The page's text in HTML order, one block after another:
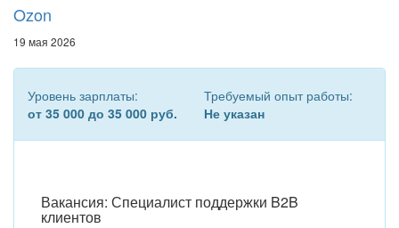
Ozon
19 мая 2026
Уровень зарплаты:
от 35 000 до 35 000 руб.
Требуемый опыт работы:
Не указан
Вакансия: Специалист поддержки B2B
клиентов